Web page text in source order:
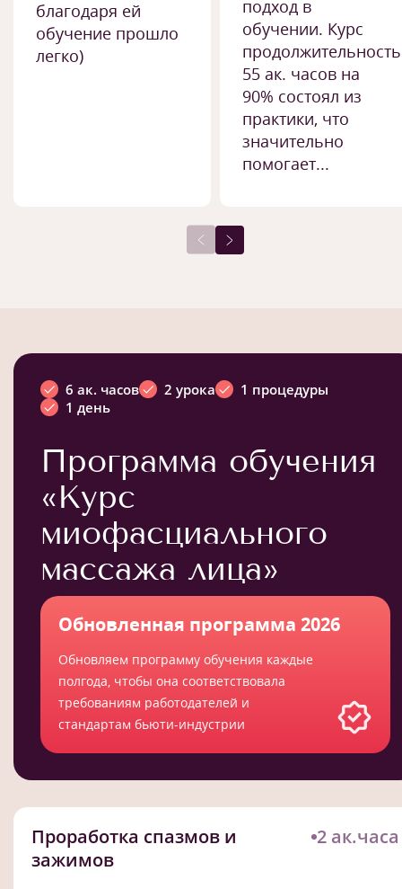
благодаря ей
обучение прошло
легко)
подход в
обучении. Курс
55 ак. часов на
90% состоял из
практики, что
значительно
помогает...
6 ак. часов 2 урока
1 процедуры
1 день
Программа обучения
«Курс
миофасциального
массажа лица»
Обновленная программа 2026
Обновляем программу обучения каждые
полгода, чтобы она соответствовала
требованиям работодателей и
стандартам бьюти-индустрии
Проработка спазмов и
зажимов
2 ак.часа